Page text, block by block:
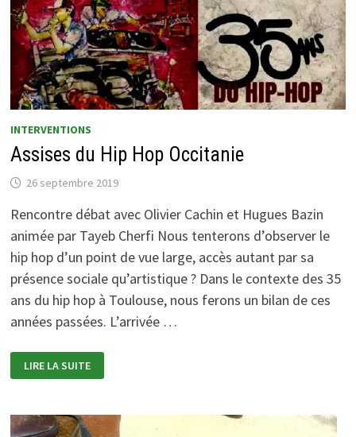
DÉMOCRATIQUES
INTERVENTIONS
Assises du Hip Hop Occitanie
26 septembre 2019
Rencontre débat avec Olivier Cachin et Hugues Bazin
animée par Tayeb Cherfi Nous tenterons d’observer le
hip hop d’un point de vue large, accès autant par sa
présence sociale qu’artistique ? Dans le contexte des 35
ans du hip hop à Toulouse, nous ferons un bilan de ces
années passées. L’arrivée …
DU
HIP
LIRE LA SUITE